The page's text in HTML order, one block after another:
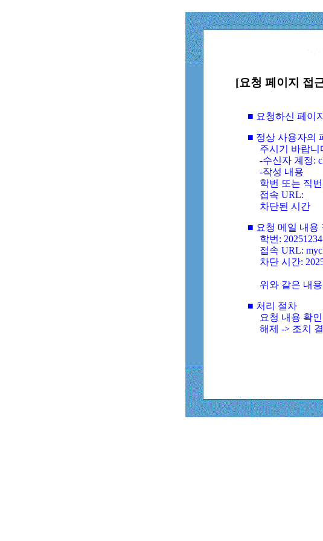
[요청 페이지 접
■ 요청하신 페이
■ 정상 사용자의
주시기 바랍니
-수신자 계정:
-작성 내용
학번 또는 직
접속 URL:
차단된 시간
■ 요청 메일 내용
학번:
접속 URL:
차단 시간:
위와 같은 내
■ 처리 절차
요청 내용 확
해제 -> 조치